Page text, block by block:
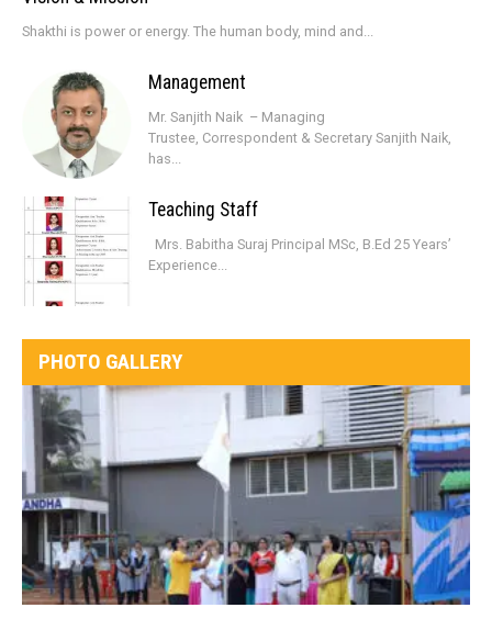
Shakthi is power or energy. The human body, mind and...
Management
Mr. Sanjith Naik – Managing
Trustee, Correspondent & Secretary Sanjith Naik,
has...
Teaching Staff
Mrs. Babitha Suraj Principal MSc, B.Ed 25 Years’
Experience...
PHOTO GALLERY